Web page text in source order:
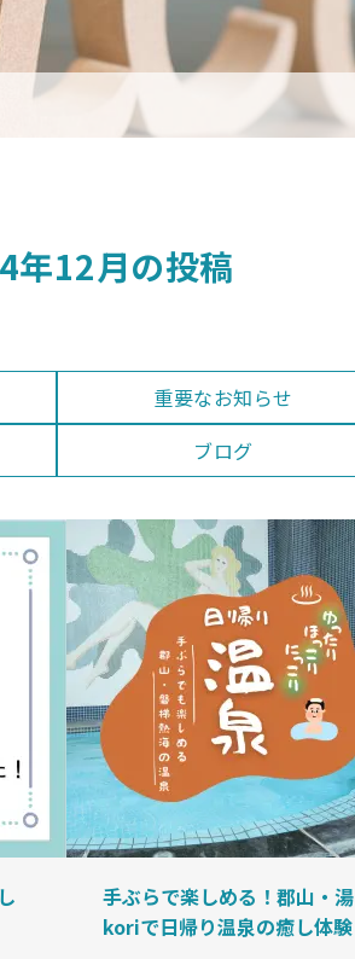
年12月の投稿
重要なお知らせ
ブログ
手ぶらで楽しめる！郡山・湯
koriで日帰り温泉の癒し体験